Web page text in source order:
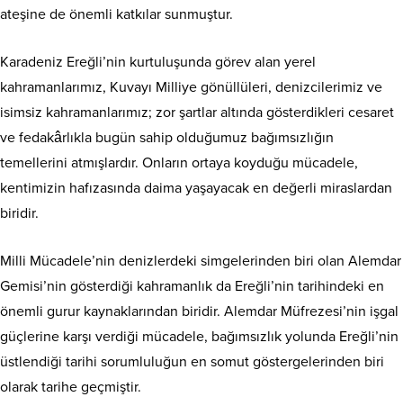
ateşine de önemli katkılar sunmuştur.
Karadeniz Ereğli’nin kurtuluşunda görev alan yerel
kahramanlarımız, Kuvayı Milliye gönüllüleri, denizcilerimiz ve
isimsiz kahramanlarımız; zor şartlar altında gösterdikleri cesaret
ve fedakârlıkla bugün sahip olduğumuz bağımsızlığın
temellerini atmışlardır. Onların ortaya koyduğu mücadele,
kentimizin hafızasında daima yaşayacak en değerli miraslardan
biridir.
Milli Mücadele’nin denizlerdeki simgelerinden biri olan Alemdar
Gemisi’nin gösterdiği kahramanlık da Ereğli’nin tarihindeki en
önemli gurur kaynaklarından biridir. Alemdar Müfrezesi’nin işgal
güçlerine karşı verdiği mücadele, bağımsızlık yolunda Ereğli’nin
üstlendiği tarihi sorumluluğun en somut göstergelerinden biri
olarak tarihe geçmiştir.